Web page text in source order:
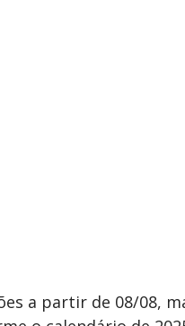
a partir de 08/08,